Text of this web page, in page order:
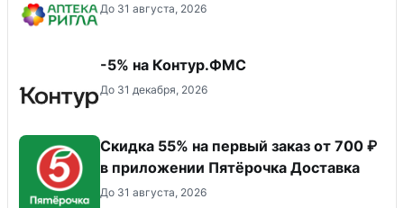
До 31 августа, 2026
-5% на Контур.ФМС
До 31 декабря, 2026
Скидка 55% на первый заказ от 700 ₽
в приложении Пятёрочка Доставка
До 31 августа, 2026